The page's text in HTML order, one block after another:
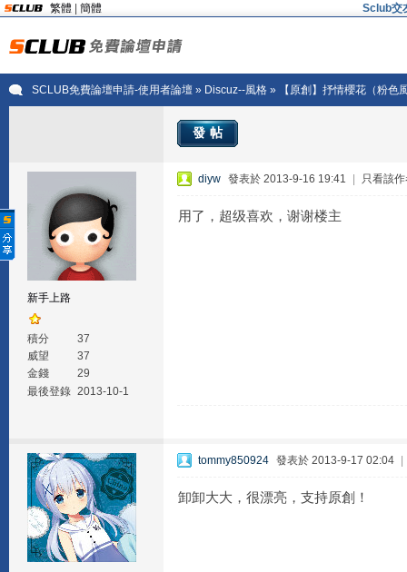
繁體 簡體 Sclub交
SCLUB免費論壇申請-使用者論壇» Discuz--風格» 【原創】抒情櫻花（粉色
發帖
新手上路
積分
37
威望
37
金錢
29
最後登錄 2013-10-1
diyw 發表於 2013-9-16 19:41 只看該
用了，超级喜欢，谢谢楼主
tommy850924 發表於 2013-9-17 02:04
卸卸大大，很漂亮，支持原創！